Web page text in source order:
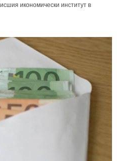
икономически институт в